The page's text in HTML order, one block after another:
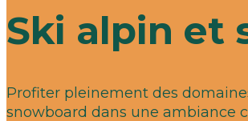
Ski alpin et
Profiter pleinement des
snowboard dans une ambiance